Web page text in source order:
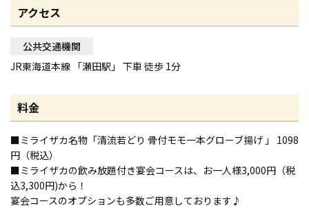
アクセス
公共交通機関
JR東海道本線 「瀬田駅」 下車 徒歩 1分
料金
■ミライザカ名物「清流若どり 骨付モモ一本グローブ揚げ 」 1098
円（税込）
■ミライザカの飲み放題付き宴会コースは、お一人様3,000円（税
込3,300円)から！
宴会コースのオプションも多数ご用意しております♪